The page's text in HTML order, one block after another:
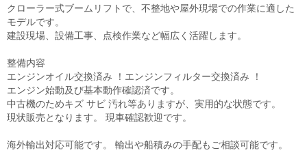
クローラー式ブームリフトで、不整地や屋外現場での作業に適した
モデルです。
建設現場、設備工事、点検作業など幅広く活躍します。
整備内容
エンジンオイル交換済み ！エンジンフィルター交換済み ！
エンジン始動及び基本動作確認済です。
中古機のためキズ サビ 汚れ等ありますが、実用的な状態です。
現状販売となります。 現車確認歓迎です。
海外輸出対応可能です。 輸出や船積みの手配もご相談可能です。